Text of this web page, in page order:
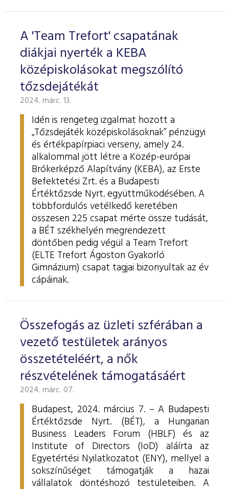
A 'Team Trefort' csapatának
diákjai nyerték a KEBA
középiskolásokat megszólító
tőzsdejátékát
2024. márc. 13.
Idén is rengeteg izgalmat hozott a
„Tőzsdejáték középiskolásoknak” pénzügyi
és értékpapírpiaci verseny, amely 24.
alkalommal jött létre a Közép-európai
Brókerképző Alapítvány (KEBA), az Erste
Befektetési Zrt. és a Budapesti
Értéktőzsde Nyrt. együttműködésében. A
többfordulós vetélkedő keretében
összesen 225 csapat mérte össze tudását,
a BÉT székhelyén megrendezett
döntőben pedig végül a Team Trefort
(ELTE Trefort Ágoston Gyakorló
Gimnázium) csapat tagjai bizonyultak az év
cápáinak.
Összefogás az üzleti szférában a
vezető testületek arányos
összetételéért, a nők
részvételének támogatásáért
2024. márc. 07.
Budapest, 2024. március 7. – A Budapesti
Értéktőzsde Nyrt. (BÉT), a Hungarian
Business Leaders Forum (HBLF) és az
Institute of Directors (IoD) aláírta az
Egyetértési Nyilatkozatot (ENY), mellyel a
sokszínűséget támogatják a hazai
vállalatok döntéshozó testületeiben. A